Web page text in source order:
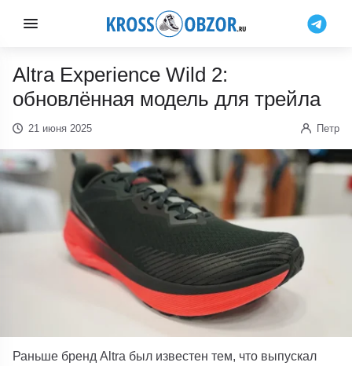
Altra Experience Wild 2:
обновлённая модель для трейла
21 июня 2025 Петр
Раньше бренд Altra был известен тем, что выпускал